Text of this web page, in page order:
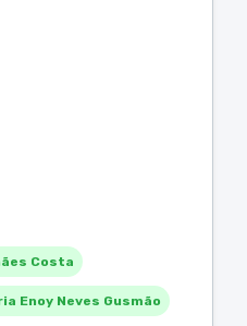
Costa
Enoy Neves Gusmão